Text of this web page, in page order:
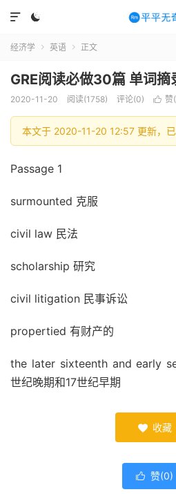


经济学  英语  正文
GRE阅读必做30篇 单词摘
2020-11-20 阅读(1758) 评论(0)  赞(
本文于 2020-11-20 12:57 更新，已
Passage 1
surmounted 克服
civil law 民法
scholarship 研究
civil litigation 民事诉讼
propertied 有财产的
the later sixteenth and early
世纪晚期和17世纪早期
 收藏
 赞(0)